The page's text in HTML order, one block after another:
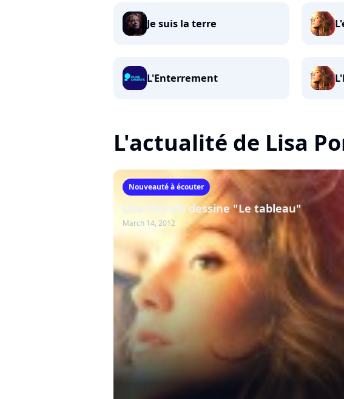
Je suis la terre
L'Enterrement
L'actualité de Lisa
Nouveauté à écouter
Lisa Portelli dessine "Le tableau"
March 14, 2012